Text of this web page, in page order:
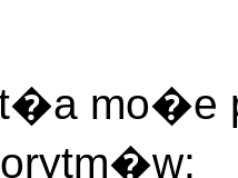
mo�e